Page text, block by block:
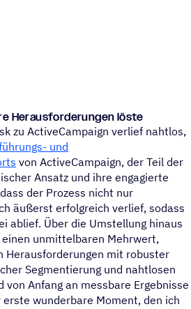
Herausforderungen löste
zu ActiveCampaign verlief nahtlos,
und
von ActiveCampaign, der Teil der
Ansatz und ihre engagierte
der Prozess nicht nur
äußerst erfolgreich verlief, sodass
ablief. Über die Umstellung hinaus
unmittelbaren Mehrwert,
Herausforderungen mit robuster
Segmentierung und nahtlosen
von Anfang an messbare Ergebnisse
wunderbare Moment, den ich